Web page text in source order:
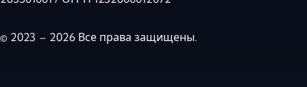
© 2023 – 2026 Все права защищены.